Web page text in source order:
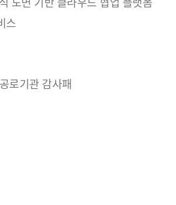
스
로기관 감사패